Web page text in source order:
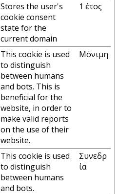
Stores the user's
cookie consent
state for the
current domain
1 έτος
This cookie is used
to distinguish
between humans
and bots. This is
beneficial for the
website, in order to
make valid reports
on the use of their
website.
Μόνιμη
This cookie is used
to distinguish
between humans
and bots.
Συνεδρ
ία